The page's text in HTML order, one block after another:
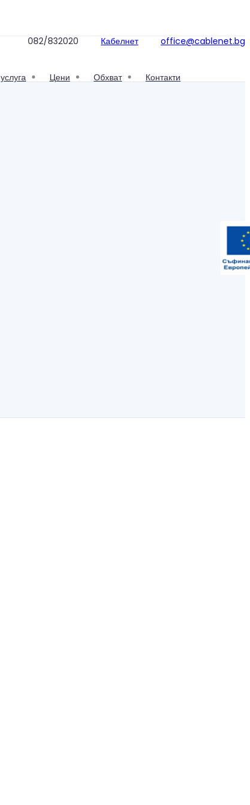
082/832020 Кабелнет office@cablenet.bg
Цени Обхват Контакти